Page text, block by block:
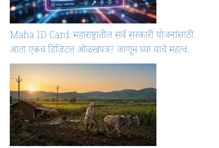
Maha ID Card: महाराष्ट्रातील सर्व सरकारी योजनांसाठी
आता एकच डिजिटल ओळखपत्र? जाणून घ्या याचे महत्व.